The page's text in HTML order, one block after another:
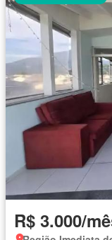
R$ 3.000/